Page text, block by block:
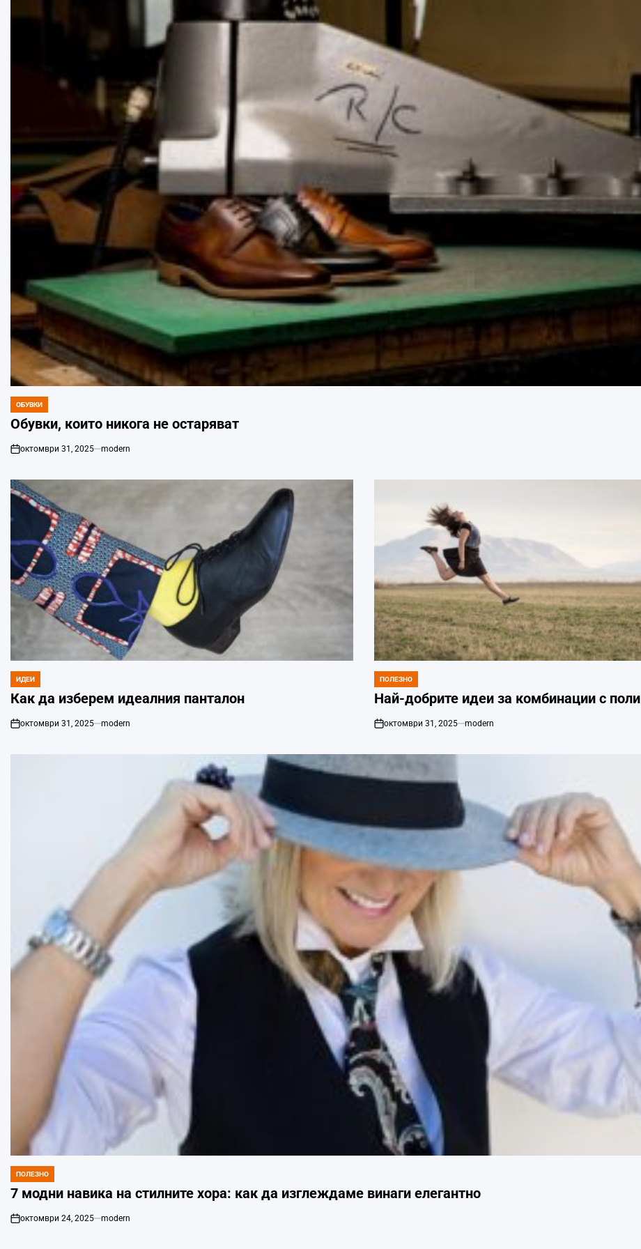
POSTED
IN
ОБУВКИ
Обувки, които никога не остаряват
on
октомври 31, 2025 modern
POSTED
IN
ИДЕИ
Как да изберем идеалния панталон
on
октомври 31, 2025 modern
POSTED
IN
ПОЛЕЗНО
Най-добрите идеи за комбинации с поли
on
октомври 31, 2025 modern
POSTED
IN
ПОЛЕЗНО
7 модни навика на стилните хора: как да изглеждаме винаги елегантно
on
октомври 24, 2025 modern